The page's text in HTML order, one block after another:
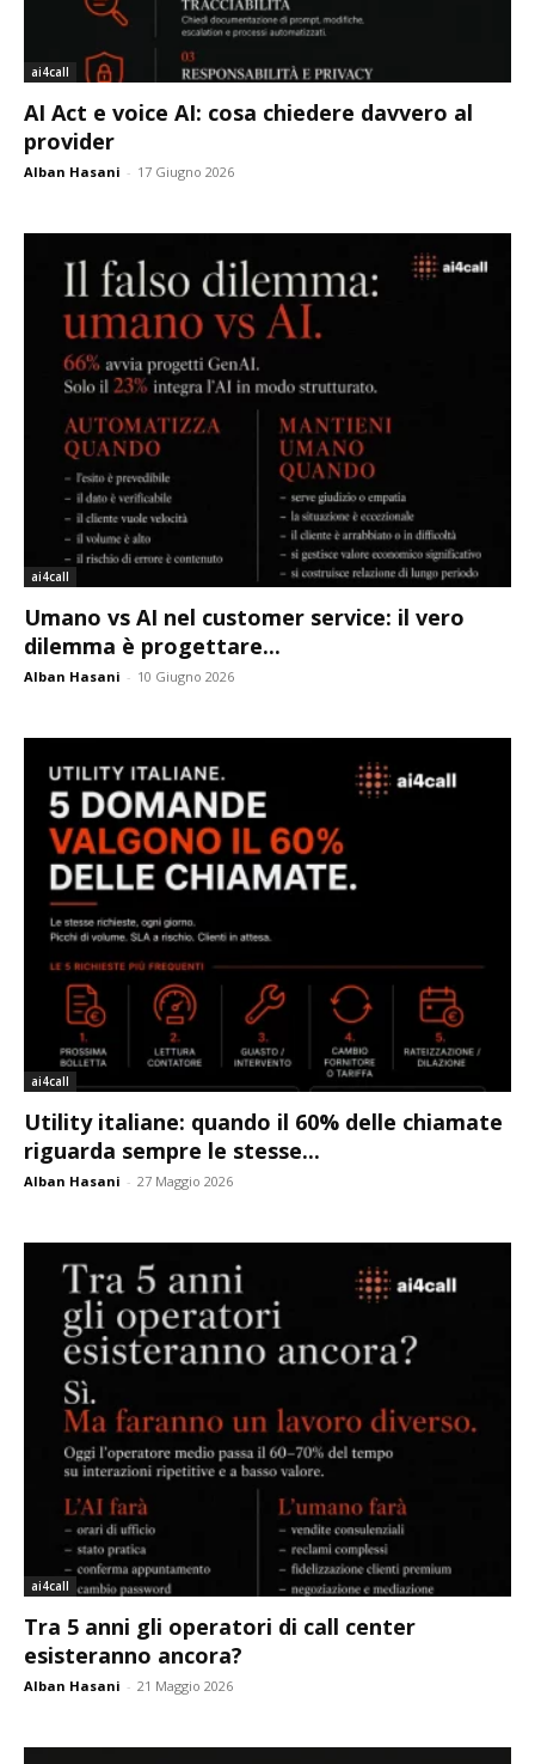
ai4call
AI Act e voice AI: cosa chiedere davvero al
provider
Alban Hasani - 17 Giugno 2026
ai4call
Umano vs AI nel customer service: il vero
dilemma è progettare...
Alban Hasani - 10 Giugno 2026
ai4call
Utility italiane: quando il 60% delle chiamate
riguarda sempre le stesse...
Alban Hasani - 27 Maggio 2026
ai4call
Tra 5 anni gli operatori di call center
esisteranno ancora?
Alban Hasani - 21 Maggio 2026